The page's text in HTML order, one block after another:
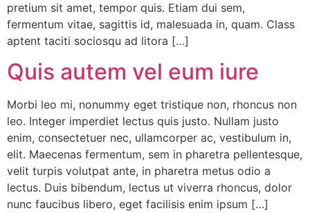
pretium sit amet, tempor quis. Etiam dui sem,
fermentum vitae, sagittis id, malesuada in, quam. Class
aptent taciti sociosqu ad litora […]
Quis autem vel eum iure
Morbi leo mi, nonummy eget tristique non, rhoncus non
leo. Integer imperdiet lectus quis justo. Nullam justo
enim, consectetuer nec, ullamcorper ac, vestibulum in,
elit. Maecenas fermentum, sem in pharetra pellentesque,
velit turpis volutpat ante, in pharetra metus odio a
lectus. Duis bibendum, lectus ut viverra rhoncus, dolor
nunc faucibus libero, eget facilisis enim ipsum […]